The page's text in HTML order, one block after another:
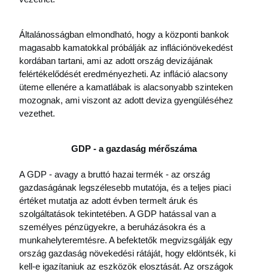
Általánosságban elmondható, hogy a központi bankok
magasabb kamatokkal próbálják az inflációnövekedést
kordában tartani, ami az adott ország devizájának
felértékelődését eredményezheti. Az infláció alacsony
üteme ellenére a kamatlábak is alacsonyabb szinteken
mozognak, ami viszont az adott deviza gyengüléséhez
vezethet.
GDP - a gazdaság mérőszáma
A GDP - avagy a bruttó hazai termék - az ország
gazdaságának legszélesebb mutatója, és a teljes piaci
értéket mutatja az adott évben termelt áruk és
szolgáltatások tekintetében. A GDP hatással van a
személyes pénzügyekre, a beruházásokra és a
munkahelyteremtésre. A befektetők megvizsgálják egy
ország gazdaság növekedési rátáját, hogy eldöntsék, ki
kell-e igazítaniuk az eszközök elosztását. Az országok